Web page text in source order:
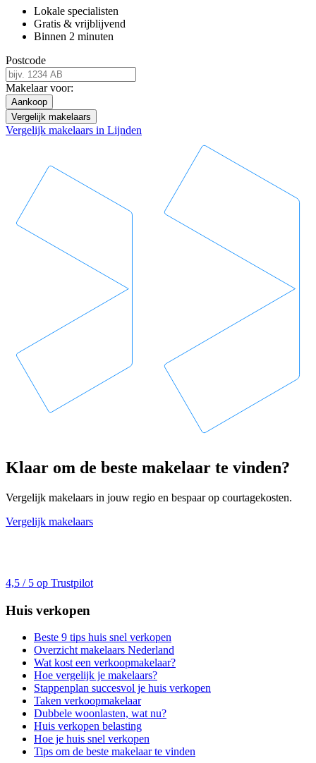
Lokale specialisten
Gratis & vrijblijvend
Binnen 2 minuten
Postcode
Makelaar voor:
Aankoop
Vergelijk makelaars
Vergelijk makelaars in Lijnden
Klaar om de beste makelaar te vinden?
Vergelijk makelaars in jouw regio en bespaar op courtagekosten.
Vergelijk makelaars
4,5 / 5 op Trustpilot
Huis verkopen
Beste 9 tips huis snel verkopen
Overzicht makelaars Nederland
Wat kost een verkoopmakelaar?
Hoe vergelijk je makelaars?
Stappenplan succesvol je huis verkopen
Taken verkoopmakelaar
Dubbele woonlasten, wat nu?
Huis verkopen belasting
Hoe je huis snel verkopen
Tips om de beste makelaar te vinden